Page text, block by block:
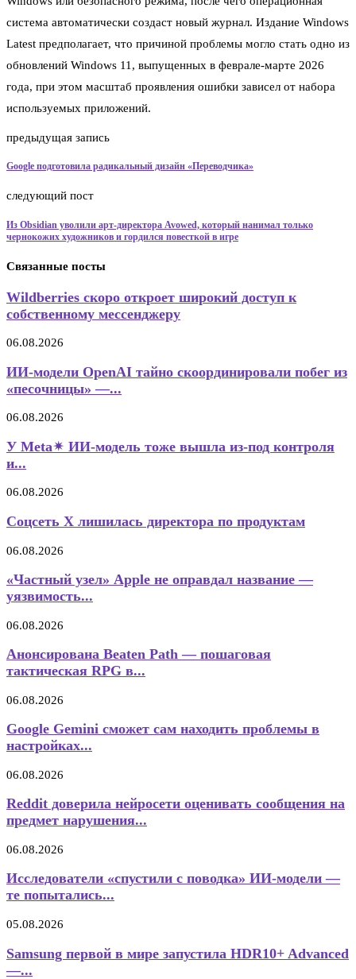
система автоматически создаст новый журнал. Издание Windows
Latest предполагает, что причиной проблемы могло стать одно из
обновлений Windows 11, выпущенных в феврале-марте 2026
года, при этом масштаб проявления ошибки зависел от набора
используемых приложений.
предыдущая запись
Google подготовила радикальный дизайн «Переводчика»
следующий пост
Из Obsidian уволили арт-директора Avowed, который нанимал только
чернокожих художников и гордился повесткой в игре
Связанные посты
Wildberries скоро откроет широкий доступ к
собственному мессенджеру
06.08.2026
ИИ-модели OpenAI тайно скоординировали побег из
«песочницы» —...
06.08.2026
У Meta✴ ИИ-модель тоже вышла из-под контроля
и...
06.08.2026
Соцсеть X лишилась директора по продуктам
06.08.2026
«Частный узел» Apple не оправдал название —
уязвимость...
06.08.2026
Анонсирована Beaten Path — пошаговая
тактическая RPG в...
06.08.2026
Google Gemini сможет сам находить проблемы в
настройках...
06.08.2026
Reddit доверила нейросети оценивать сообщения на
предмет нарушения...
06.08.2026
Исследователи «спустили с поводка» ИИ-модели —
те попытались...
05.08.2026
Samsung первой в мире запустила HDR10+ Advanced
—...